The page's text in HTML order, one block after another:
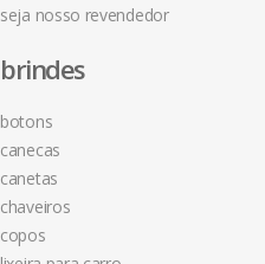
seja nosso revendedor
brindes
botons
canecas
canetas
chaveiros
copos